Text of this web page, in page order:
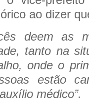
ao dizer
deem as
tanto na
onde o
estão
médico”.